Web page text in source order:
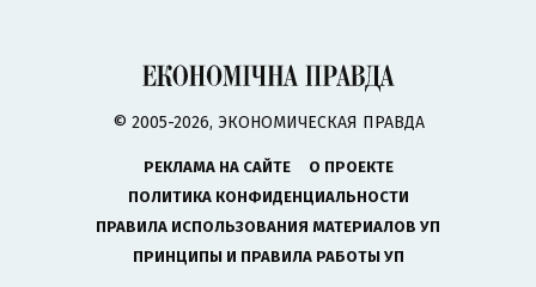
© 2005-2026, ЭКОНОМИЧЕСКАЯ ПРАВДА
РЕКЛАМА НА САЙТЕ
О ПРОЕКТЕ
ПОЛИТИКА КОНФИДЕНЦИАЛЬНОСТИ
ПРАВИЛА ИСПОЛЬЗОВАНИЯ МАТЕРИАЛОВ УП
ПРИНЦИПЫ И ПРАВИЛА РАБОТЫ УП